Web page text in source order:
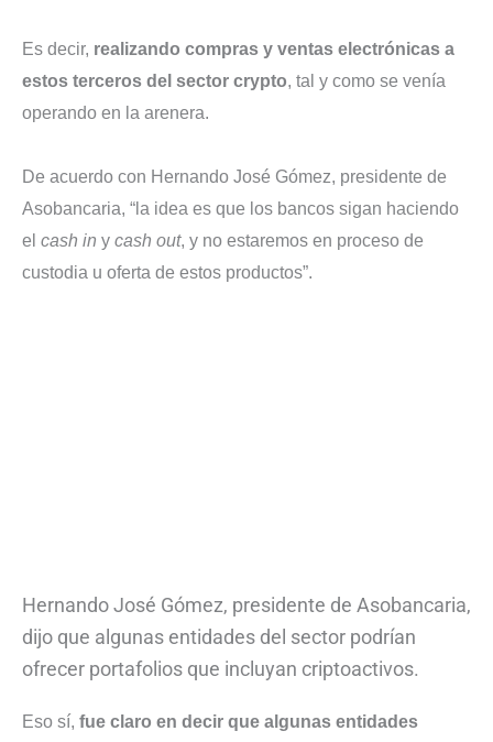
Es decir, realizando compras y ventas electrónicas a
estos terceros del sector crypto, tal y como se venía
operando en la arenera.
De acuerdo con Hernando José Gómez, presidente de
Asobancaria, “la idea es que los bancos sigan haciendo
el cash in y cash out, y no estaremos en proceso de
custodia u oferta de estos productos”.
Hernando José Gómez, presidente de Asobancaria,
dijo que algunas entidades del sector podrían
ofrecer portafolios que incluyan criptoactivos.
Eso sí, fue claro en decir que algunas entidades